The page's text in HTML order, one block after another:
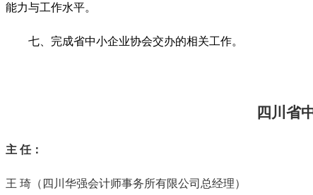
能力与工作水平。
七、完成省中小企业协会交办的相关工作。
四川省
主 任：
王 琦（四川华强会计师事务所有限公司总经理）